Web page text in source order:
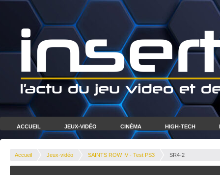
ACCUEIL JEUX-VIDÉO CINÉMA HIGH-TECH
Accueil Jeux-vidéo SAINTS ROW IV - Test PS3 SR4-2